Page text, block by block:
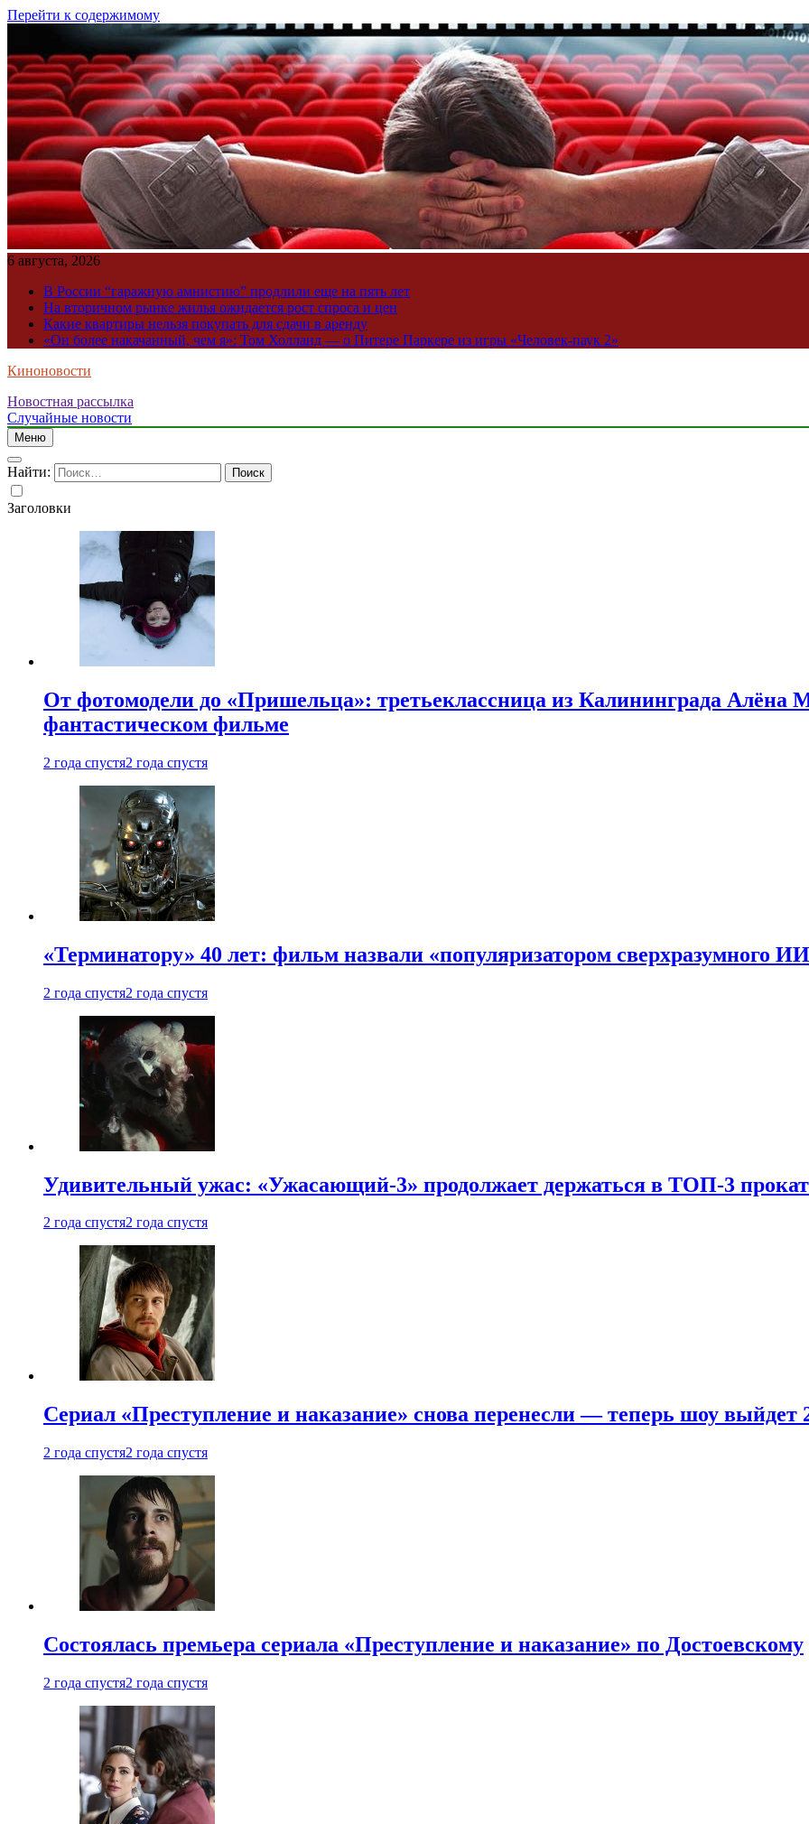
Перейти к содержимому
6 августа, 2026
В России “гаражную амнистию” продлили еще на пять лет
На вторичном рынке жилья ожидается рост спроса и цен
Какие квартиры нельзя покупать для сдачи в аренду
«Он более накачанный, чем я»: Том Холланд — о Питере Паркере из игры «Человек-паук 2»
Киноновости
Новостная рассылка
Случайные новости
Меню
Найти:
Заголовки
От фотомодели до «Пришельца»: третьеклассница из Калининграда Алёна
фантастическом фильме
2 года спустя2 года спустя
«Терминатору» 40 лет: фильм назвали «популяризатором сверхразумного
2 года спустя2 года спустя
Удивительный ужас: «Ужасающий-3» продолжает держаться в ТОП-3
2 года спустя2 года спустя
Сериал «Преступление и наказание» снова перенесли — теперь шоу выйдет
2 года спустя2 года спустя
Состоялась премьера сериала «Преступление и наказание» по Достоевскому
2 года спустя2 года спустя